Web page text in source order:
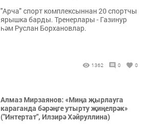
"Арча" спорт комплексыннан 20 спортчы
ярышка барды. Тренерлары - Газинур
һәм Руслан Борхановлар.
1362 0 0
Алмаз Мирзаянов: «Миңа җырлауга
караганда бәрәңге утырту җиңелрәк»
("Интертат", Илзирә Хәйруллина)